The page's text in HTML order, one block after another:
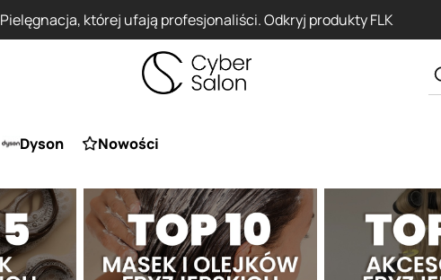
Pielęgnacja, której ufają profesjonaliści. Odkryj produkty FLK
Dyson Nowości